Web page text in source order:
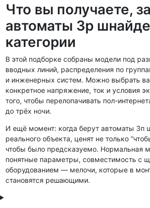
Что вы получаете,
автоматы 3p
категории
В этой подборке собраны модели под
вводных линий, распределения по
и инженерных систем. Можно выбрать
конкретное напряжение, ток и условия
того, чтобы перелопачивать пол-
до трёх ночи.
И ещё момент: когда берут автоматы 3п
реального объекта, ценят не только
чтобы было предсказуемо. Нормальная
понятные параметры, совместимость с
оборудованием — мелочи, которые в
становятся решающими.